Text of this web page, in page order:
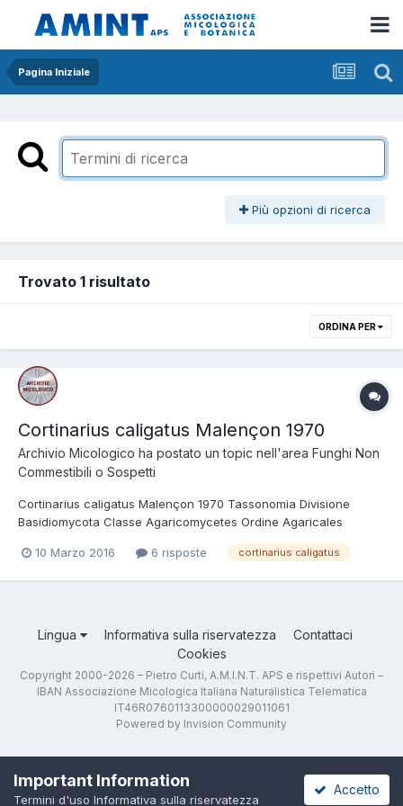
Pagina Iniziale
Più opzioni di ricerca
Trovato 1 risultato
ORDINA PER
Cortinarius caligatus Malençon 1970
Archivio Micologico ha postato un topic nell'area Funghi Non
Commestibili o Sospetti
Cortinarius caligatus Malençon 1970 Tassonomia Divisione
Basidiomycota Classe Agaricomycetes Ordine Agaricales
Phlegmacium Etimologia L'epiteto Cortinarius deriva dal latino
10 Marzo 2016 6 risposte cortinarius caligatus
Lingua Informativa sulla riservatezza
Contattaci
Cookies
Copyright 2000-2026 – Pietro Curti, A.M.I.N.T. APS e rispettivi Autori –
IBAN Associazione Micologica Italiana Naturalistica Telematica
IT46R0760113300000029011061
Powered by Invision Community
Important Information
Termini d'uso Informativa sulla riservatezza
Accetto